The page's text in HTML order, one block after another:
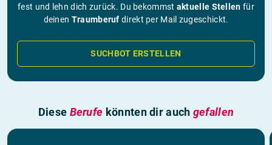
fest und lehn dich zurück. Du bekommst aktuelle Stellen für
deinen Traumberuf direkt per Mail zugeschickt.
SUCHBOT ERSTELLEN
Diese Berufe könnten dir auch gefallen